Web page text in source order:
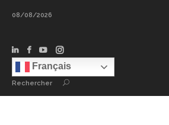
08/08/2026
Français
Rechercher